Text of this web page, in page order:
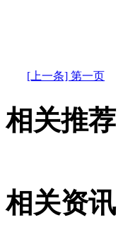
[上一条] 第一页
相关推荐
相关资讯